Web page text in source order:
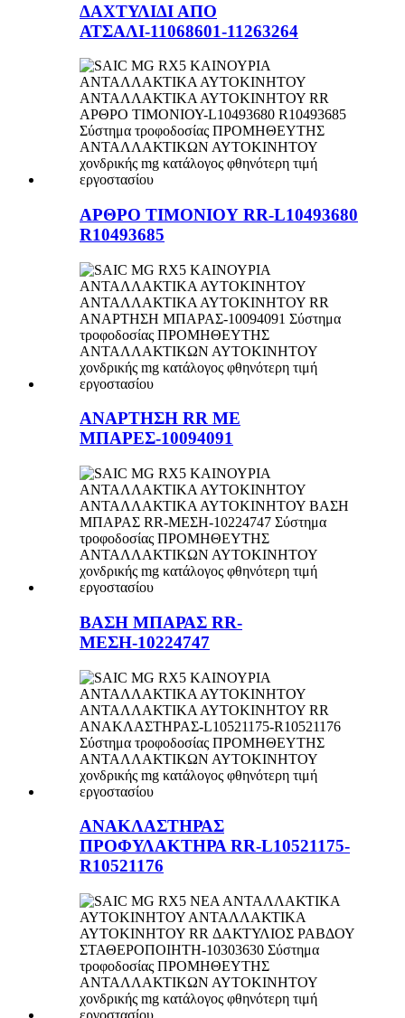
ΔΑΧΤΥΛΙΔΙ ΑΠΟ
ΑΤΣΑΛΙ-11068601-11263264
ΑΡΘΡΟ ΤΙΜΟΝΙΟΥ RR-L10493680
R10493685
ΑΝΑΡΤΗΣΗ RR ΜΕ
ΜΠΑΡΕΣ-10094091
ΒΑΣΗ ΜΠΑΡΑΣ RR-
ΜΕΣΗ-10224747
ΑΝΑΚΛΑΣΤΗΡΑΣ
ΠΡΟΦΥΛΑΚΤΗΡΑ RR-L10521175-
R10521176